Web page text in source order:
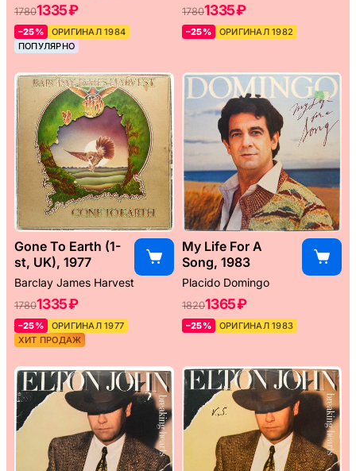
17801335 ₽
–25%
ОРИГИНАЛ 1984
ПОПУЛЯРНО
17801335 ₽
–25% ОРИГИНАЛ 1982
Gone To Earth (1-
st, UK), 1977
Barclay James Harvest
17801335 ₽
–25%
ОРИГИНАЛ 1977
ХИТ ПРОДАЖ
My Life For A
Song, 1983
Placido Domingo
18201365 ₽
–25% ОРИГИНАЛ 1983